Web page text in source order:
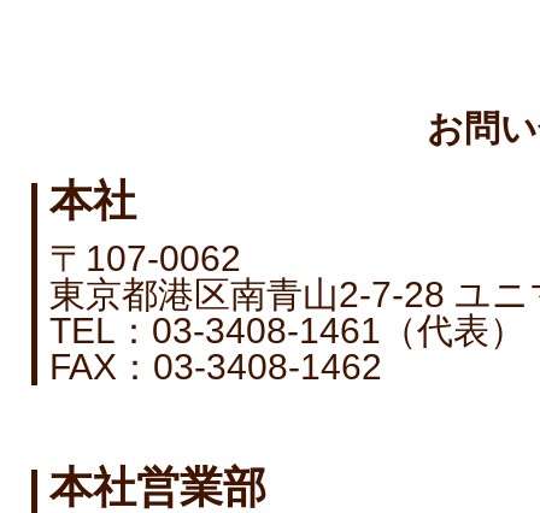
お問
本社
〒107-0062
東京都港区南青山2-7-28 ユ
TEL：03-3408-1461（代表）
FAX：03-3408-1462
本社営業部